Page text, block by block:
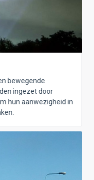
bewegende
ingezet door
hun aanwezigheid in